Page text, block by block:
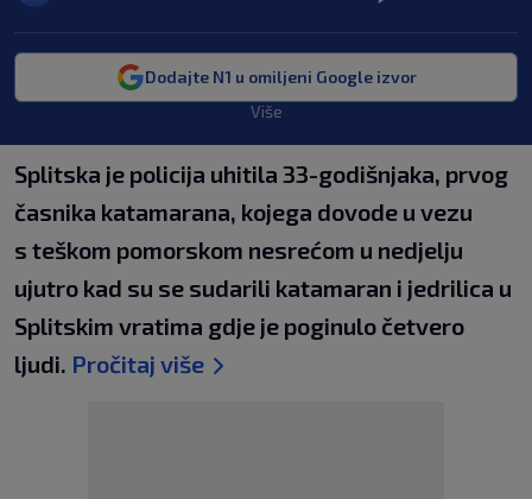
Dodajte N1 u omiljeni Google izvor
Više
Splitska je policija uhitila 33-godišnjaka, prvog
časnika katamarana, kojega dovode u vezu
s teškom pomorskom nesrećom u nedjelju
ujutro kad su se sudarili katamaran i jedrilica u
Splitskim vratima gdje je poginulo četvero
ljudi. Pročitaj više